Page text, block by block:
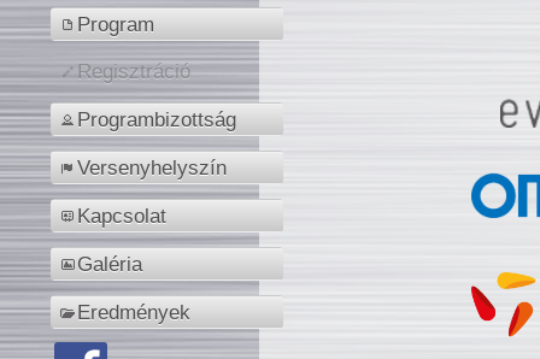
Program
Regisztráció
Programbizottság
Versenyhelyszín
Kapcsolat
Galéria
Eredmények